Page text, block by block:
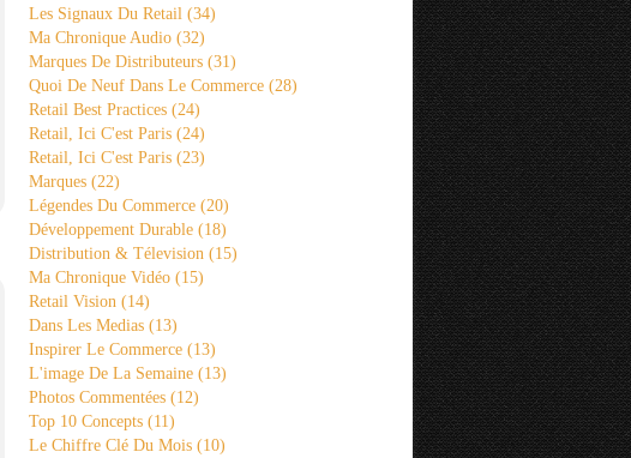
Les Signaux Du Retail (34)
Ma Chronique Audio (32)
Marques De Distributeurs (31)
Quoi De Neuf Dans Le Commerce (28)
Retail Best Practices (24)
Retail, Ici C'est Paris (24)
Retail, Ici C'est Paris (23)
Marques (22)
Légendes Du Commerce (20)
Développement Durable (18)
Distribution & Télevision (15)
Ma Chronique Vidéo (15)
Retail Vision (14)
Dans Les Medias (13)
Inspirer Le Commerce (13)
L'image De La Semaine (13)
Photos Commentées (12)
Top 10 Concepts (11)
Le Chiffre Clé Du Mois (10)